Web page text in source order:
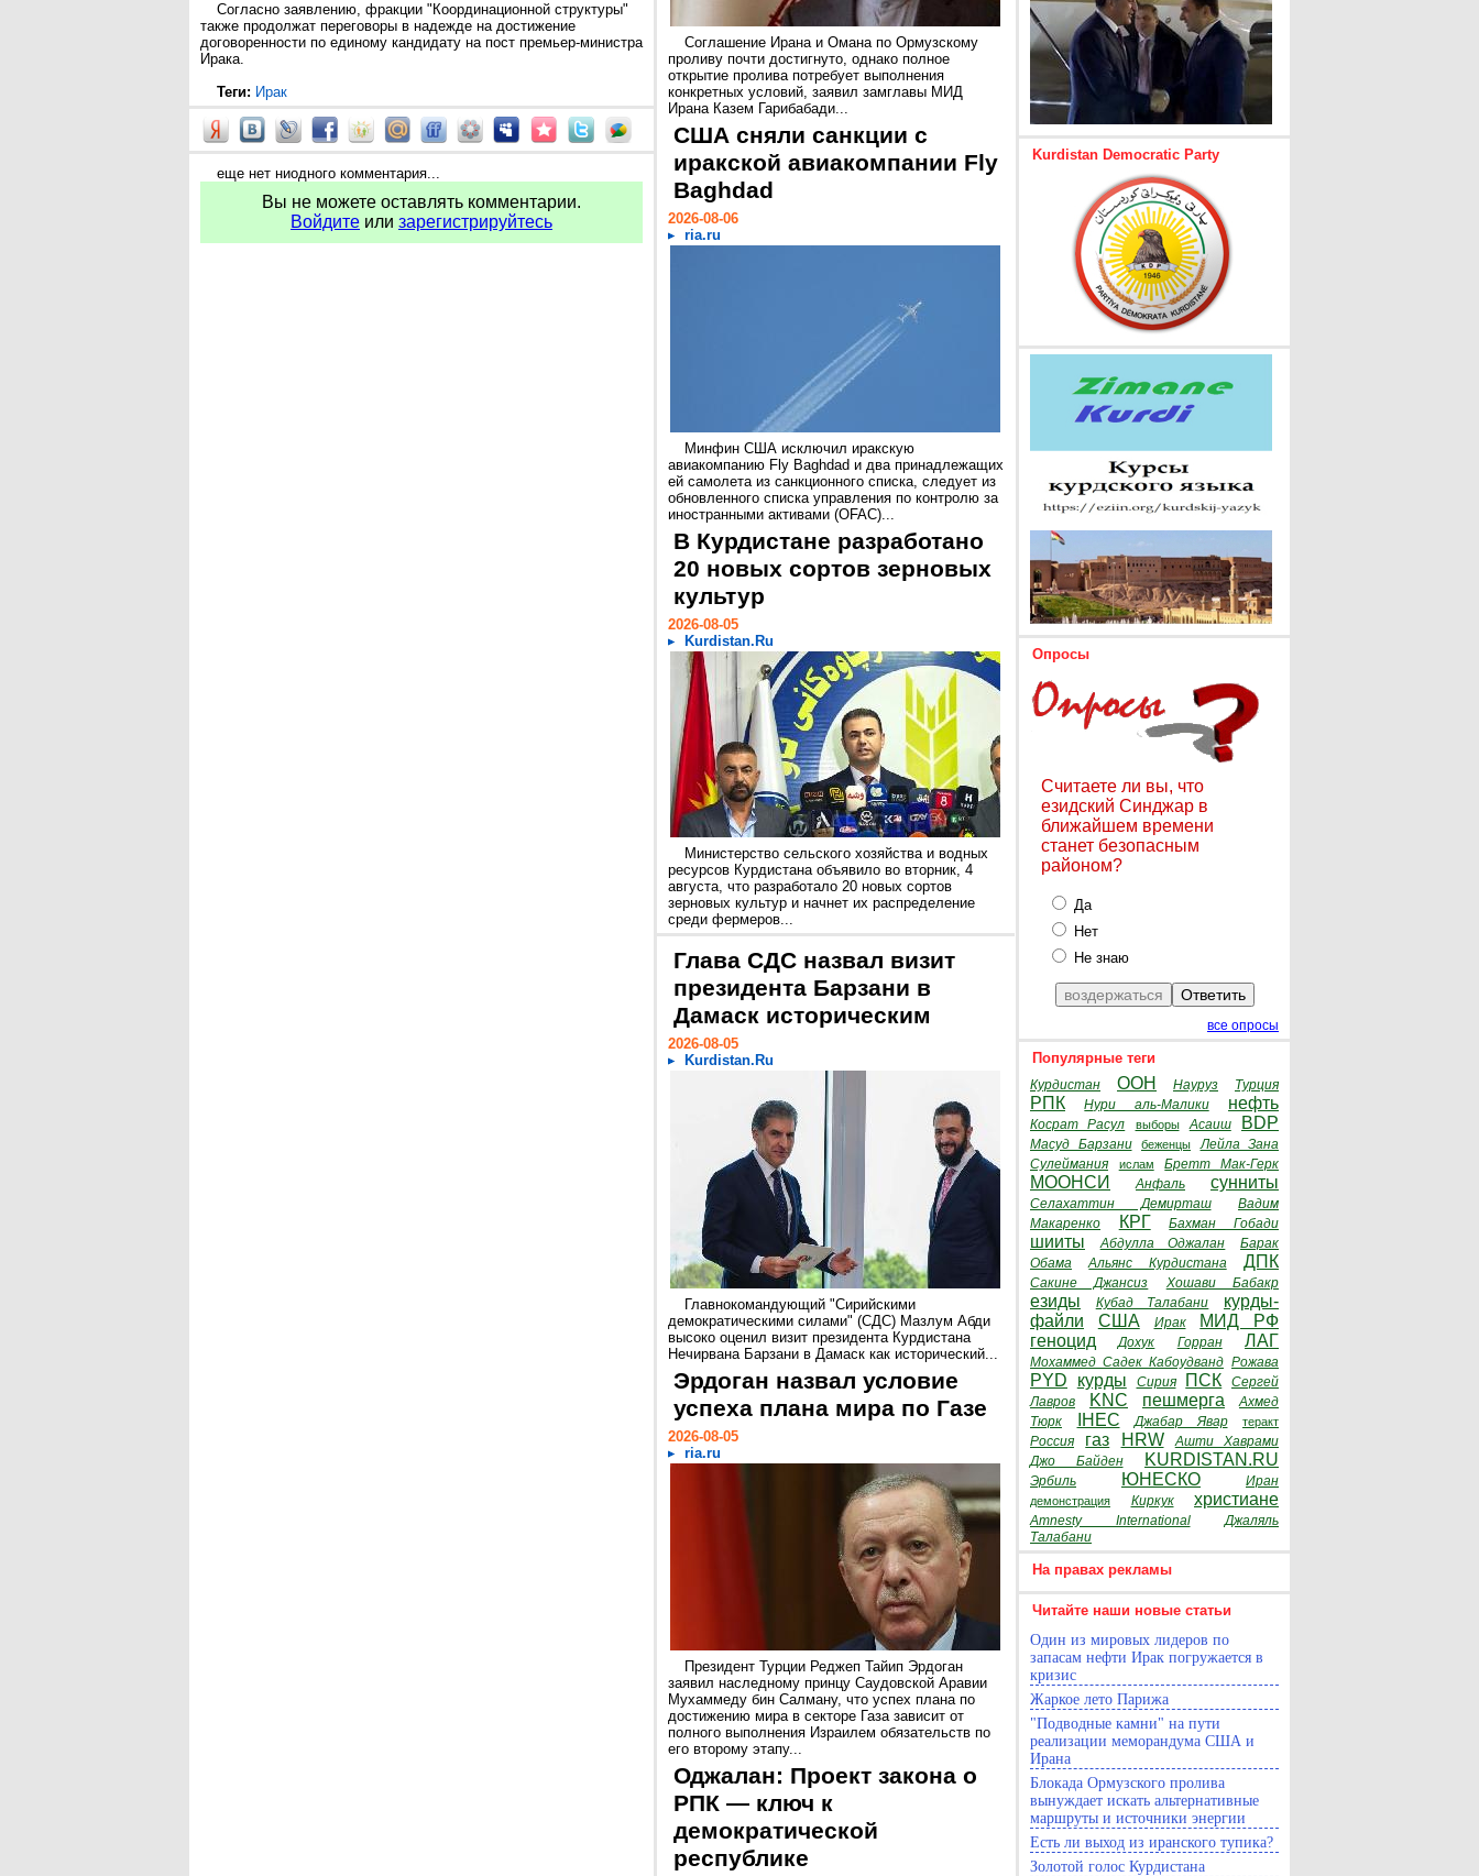
Согласно заявлению, фракции "Координационной структуры"
также продолжат переговоры в надежде на достижение
договоренности по единому кандидату на пост премьер-министра
Ирака.
Теги: Ирак
еще нет ниодного комментария...
Вы не можете оставлять комментарии.
Войдите или зарегистрируйтесь
Соглашение Ирана и Омана по Ормузскому
проливу почти достигнуто, однако полное
открытие пролива потребует выполнения
конкретных условий, заявил замглавы МИД
Ирана Казем Гарибабади...
США сняли санкции с
иракской авиакомпании Fly
Baghdad
2026-08-06
ria.ru
Минфин США исключил иракскую
авиакомпанию Fly Baghdad и два принадлежащих
ей самолета из санкционного списка, следует из
обновленного списка управления по контролю за
иностранными активами (OFAC)...
В Курдистане разработано
20 новых сортов зерновых
культур
2026-08-05
Kurdistan.Ru
Министерство сельского хозяйства и водных
ресурсов Курдистана объявило во вторник, 4
августа, что разработало 20 новых сортов
зерновых культур и начнет их распределение
среди фермеров...
Глава СДС назвал визит
президента Барзани в
Дамаск историческим
2026-08-05
Kurdistan.Ru
Главнокомандующий "Сирийскими
демократическими силами" (СДС) Мазлум Абди
высоко оценил визит президента Курдистана
Нечирвана Барзани в Дамаск как исторический...
Эрдоган назвал условие
успеха плана мира по Газе
2026-08-05
ria.ru
Президент Турции Реджеп Тайип Эрдоган
заявил наследному принцу Саудовской Аравии
Мухаммеду бин Салману, что успех плана по
достижению мира в секторе Газа зависит от
полного выполнения Израилем обязательств по
его второму этапу...
Оджалан: Проект закона о
РПК — ключ к
демократической
республике
Kurdistan Democratic Party
Опросы
Считаете ли вы, что
езидский Синджар в
ближайшем времени
станет безопасным
районом?
Да
Нет
Не знаю
все опросы
Популярные теги
Курдистан ООН Науруз Турция
РПК Нури аль-Малики нефть
Косрат Расул выборы Асаиш BDP
Масуд Барзани беженцы
Лейла Зана
Сулеймания
ислам Бретт Мак-Герк
МООНСИ Анфаль сунниты
Селахаттин Демирташ
Вадим
Макаренко
КРГ Бахман Гобади
шииты Абдулла Оджалан
Барак
Обама
Альянс Курдистана ДПК
Сакине Джансиз Хошави Бабакр
езиды Кубад Талабани
курды-
файли
США Ирак
МИД РФ
геноцид
Дохук Горран ЛАГ
Мохаммед Садек Кабоудванд Рожава
PYD курды Сирия ПСК
Сергей
Лавров
KNC пешмерга
Ахмед
Тюрк
IHEC Джабар Явар теракт
Россия газ HRW
Ашти Хаврами
Джо Байден
KURDISTAN.RU
Эрбиль ЮНЕСКО Иран
демонстрация Киркук христиане
Amnesty International
Джаляль
Талабани
На правах рекламы
Читайте наши новые статьи
Один из мировых лидеров по
запасам нефти Ирак погружается в
кризис
Жаркое лето Парижа
"Подводные камни" на пути
реализации меморандума США и
Ирана
Блокада Ормузского пролива
вынуждает искать альтернативные
маршруты и источники энергии
Есть ли выход из иранского тупика?
Золотой голос Курдистана